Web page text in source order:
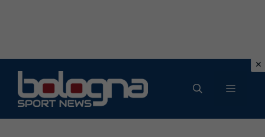
contenuto
MENU